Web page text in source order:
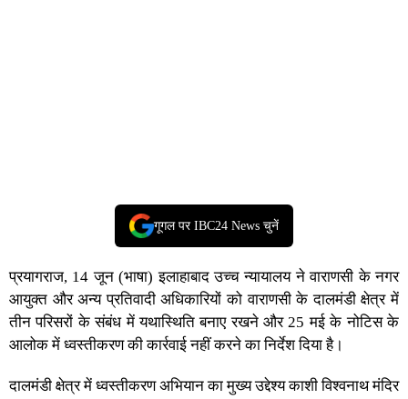
गूगल पर IBC24 News चुनें
प्रयागराज, 14 जून (भाषा) इलाहाबाद उच्च न्यायालय ने वाराणसी के नगर
आयुक्त और अन्य प्रतिवादी अधिकारियों को वाराणसी के दालमंडी क्षेत्र में
तीन परिसरों के संबंध में यथास्थिति बनाए रखने और 25 मई के नोटिस के
आलोक में ध्वस्तीकरण की कार्रवाई नहीं करने का निर्देश दिया है।
दालमंडी क्षेत्र में ध्वस्तीकरण अभियान का मुख्य उद्देश्य काशी विश्वनाथ मंदिर